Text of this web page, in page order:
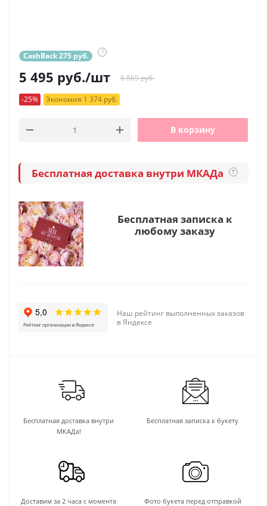
CashBack 275 руб. ?
5 495 руб./шт 6 869 руб.
-25% Экономия 1 374 руб.
В корзину
Бесплатная доставка внутри МКАДа ?
Бесплатная записка к
любому заказу
Наш рейтинг выполненных заказов
в Яндексе
Бесплатная доставка внутри
МКАДа!
Бесплатная записка к букету
Доставим за 2 часа с момента
Фото букета перед отправкой